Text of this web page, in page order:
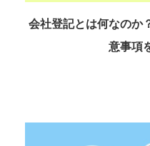
会社登記とは何なのか
意事項